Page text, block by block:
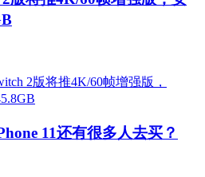
11还有很多人去买？